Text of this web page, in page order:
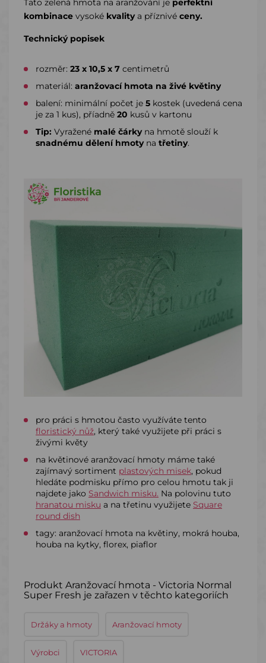
kombinace vysoké kvalitya příznivé ceny.
Technický popisek
rozměr: 23 x 10,5 x 7 centimetrů
materiál: aranžovací hmota na živé květiny
balení: minimální počet je 5 kostek (uvedená cena
je za 1 kus), příadně 20 kusů v kartonu
Tip: Vyražené malé čárkyna hmotě slouží k
snadnému dělení hmotyna třetiny.
pro práci s hmotou často využíváte tento
floristický nůž, který také využijete při práci s
živými květy
na květinové aranžovací hmoty máme také
zajímavý sortiment plastových misek, pokud
hledáte podmisku přímo pro celou hmotu tak ji
najdete jako Sandwich misku. Na polovinu tuto
hranatou misku a na třetinu využijete Square
round dish
tagy: aranžovací hmota na květiny, mokrá houba,
houba na kytky, florex, piaflor
Produkt Aranžovací hmota - Victoria Normal
Super Fresh je zařazen v těchto kategoriích
Držáky a hmoty Aranžovací hmoty
Výrobci VICTORIA